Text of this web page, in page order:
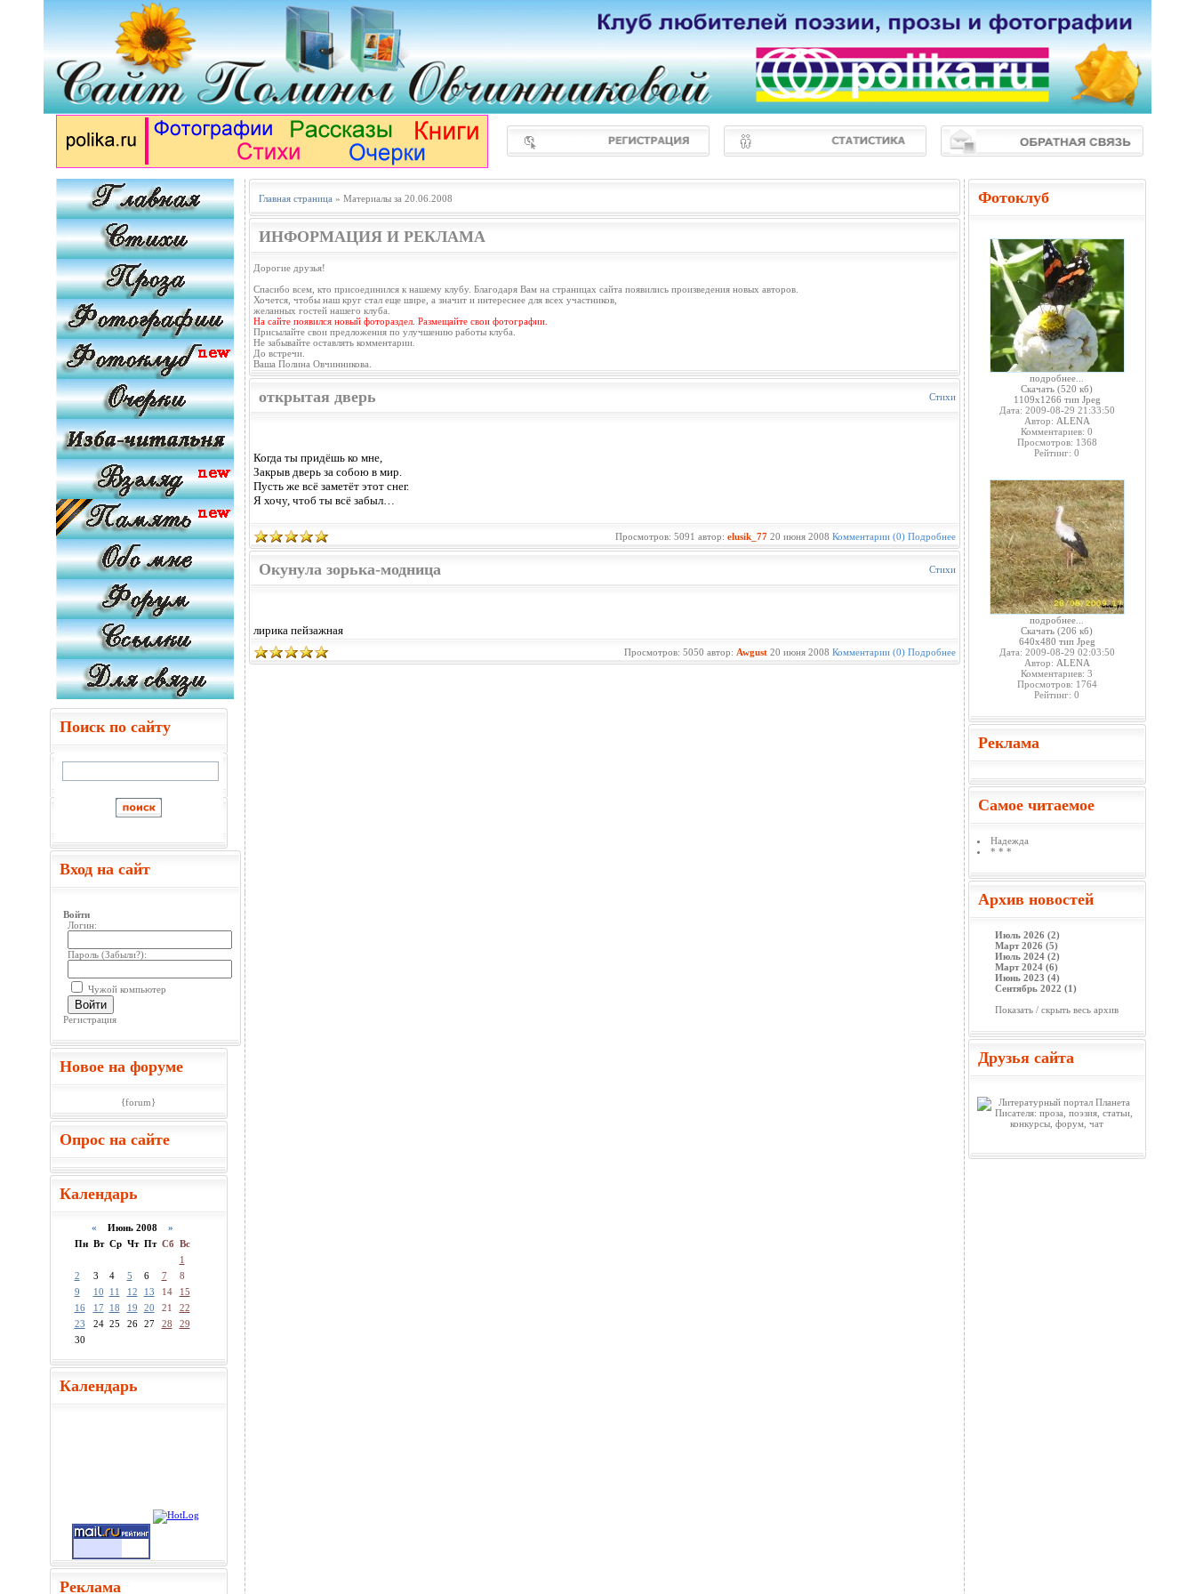
Поиск по сайту
Вход на сайт
Войти
Логин:
Пароль (Забыли?):
Чужой компьютер
Войти
Регистрация
Новое на форуме
{forum}
Опрос на сайте
Календарь
« Июнь 2008 »
Пн Вт Ср Чт Пт Сб Вс
1
2
3 4 5 6 7
8
9
10 11 12 13 14
15
16
17 18 19 20 21
22
23
24 25 26 27 28
29
30
Календарь
Реклама
Главная страница » Материалы за 20.06.2008
ИНФОРМАЦИЯ И РЕКЛАМА
Дорогие друзья!
Спасибо всем, кто присоединился к нашему клубу. Благодаря Вам на страницах сайта появились произведения новых авторов.
Хочется, чтобы наш круг стал еще шире, а значит и интереснее для всех участников,
желанных гостей нашего клуба.
На сайте появился новый фотораздел. Размещайте свои фотографии.
Присылайте свои предложения по улучшению работы клуба.
Не забывайте оставлять комментарии.
До встречи.
Ваша Полина Овчинникова.
открытая дверь Стихи
Когда ты придёшь ко мне,
Закрыв дверь за собою в мир.
Пусть же всё заметёт этот снег.
Я хочу, чтоб ты всё забыл…
Просмотров: 5091 автор: elusik_7720 июня 2008 Комментарии (0) Подробнее
Окунула зорька-модница Стихи
лирика пейзажная
Просмотров: 5050 автор: Awgust20 июня 2008 Комментарии (0) Подробнее
Фотоклуб
подробнее...
Скачать (520 кб)
1109x1266 тип Jpeg
Дата: 2009-08-29 21:33:50
Автор: ALENA
Комментариев: 0
Просмотров: 1368
Рейтинг: 0
подробнее...
Скачать (206 кб)
640x480 тип Jpeg
Дата: 2009-08-29 02:03:50
Автор: ALENA
Комментариев: 3
Просмотров: 1764
Рейтинг: 0
Реклама
Самое читаемое
Надежда
* * *
Архив новостей
Июль 2026 (2)
Март 2026 (5)
Июль 2024 (2)
Март 2024 (6)
Июнь 2023 (4)
Сентябрь 2022 (1)
Показать / скрыть весь архив
Друзья сайта